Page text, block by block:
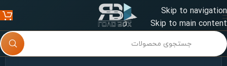
Skip to navigation
Skip to main content